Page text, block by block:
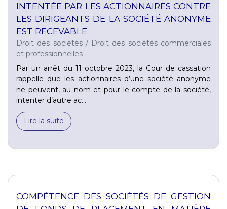
INTENTÉE PAR LES ACTIONNAIRES CONTRE
LES DIRIGEANTS DE LA SOCIÉTÉ ANONYME
EST RECEVABLE
Droit des sociétés/ Droit des sociétés commerciales
et professionnelles
Par un arrêt du 11 octobre 2023, la Cour de cassation
rappelle que les actionnaires d’une société anonyme
ne peuvent, au nom et pour le compte de la société,
intenter d’autre ac...
Lire la suite
COMPÉTENCE DES SOCIÉTÉS DE GESTION